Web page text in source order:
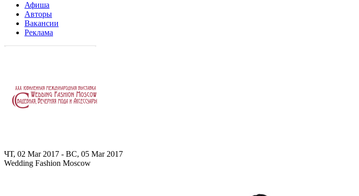
Афиша
Авторы
Вакансии
Реклама
ЧТ, 02 Mar 2017 - ВС, 05 Mar 2017
Wedding Fashion Moscow